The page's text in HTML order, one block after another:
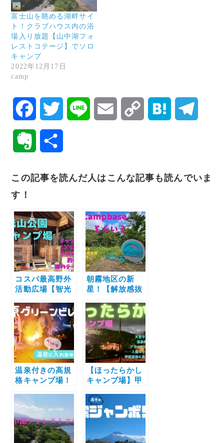
富士山を眺める湖畔サイ
ト！クラブハウス内の浴
場入り放題【山中湖フォ
レストコテージ】でソロ
キャンプ
2022年12月17日
camp
a
e
o
o
k
t
e
r
e i y
i
n
k
e e
r
n
o
t
e
この記事を読んだ人はこんな記事も読んでいま
す！
コスパ最高野外
活動広場【智光
場】ファミリー
キャンプ
朝霧地区の新
星！【解放感抜
設が整うキャン
プベースそらい
ろでのキャンプ
レビュー
温泉付きの高規
格キャンプ場！
ビレッジ】ペッ
トと泊まれるコ
テージも！！
【ほったらかし
キャンプ場】甲
の眺望が人気の
理由！眼下には
究極の癒し温泉